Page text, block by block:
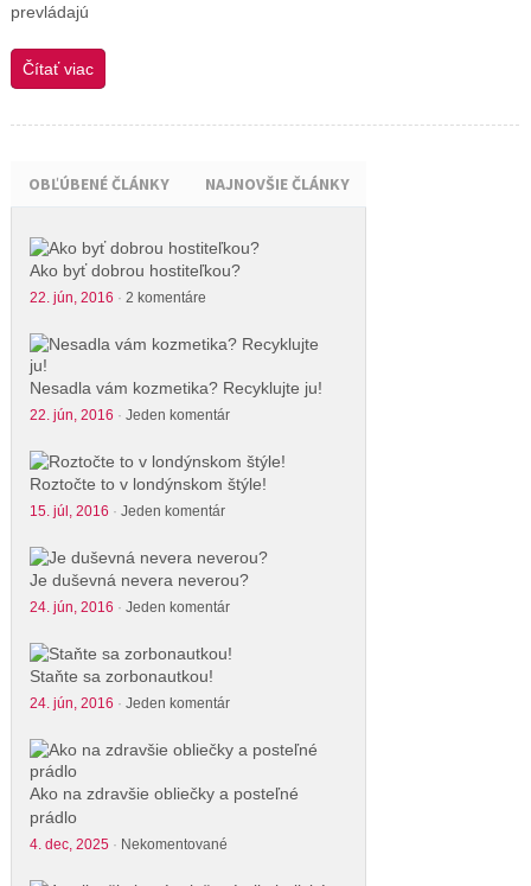
prevládajú
Čítať viac
OBĽÚBENÉ ČLÁNKY NAJNOVŠIE ČLÁNKY
Ako byť dobrou hostiteľkou?
22. jún, 2016 · 2 komentáre
Nesadla vám kozmetika? Recyklujte ju!
22. jún, 2016 · Jeden komentár
Roztočte to v londýnskom štýle!
15. júl, 2016 · Jeden komentár
Je duševná nevera neverou?
24. jún, 2016 · Jeden komentár
Staňte sa zorbonautkou!
24. jún, 2016 · Jeden komentár
Ako na zdravšie obliečky a posteľné
prádlo
4. dec, 2025· Nekomentované